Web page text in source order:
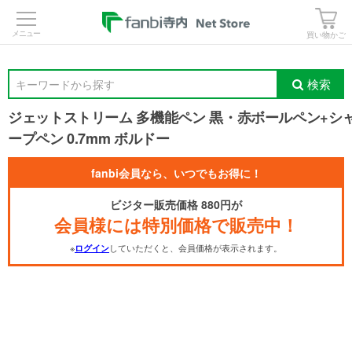
買い物かご
キーワードから探す 検索
ジェットストリーム 多機能ペン 黒・赤ボールペン+シ
ープペン 0.7mm ボルドー
fanbi会員なら、いつでもお得に！
ビジター販売価格 880円が
会員様には特別価格で販売中！
※ログインしていただくと、会員価格が表示されます。